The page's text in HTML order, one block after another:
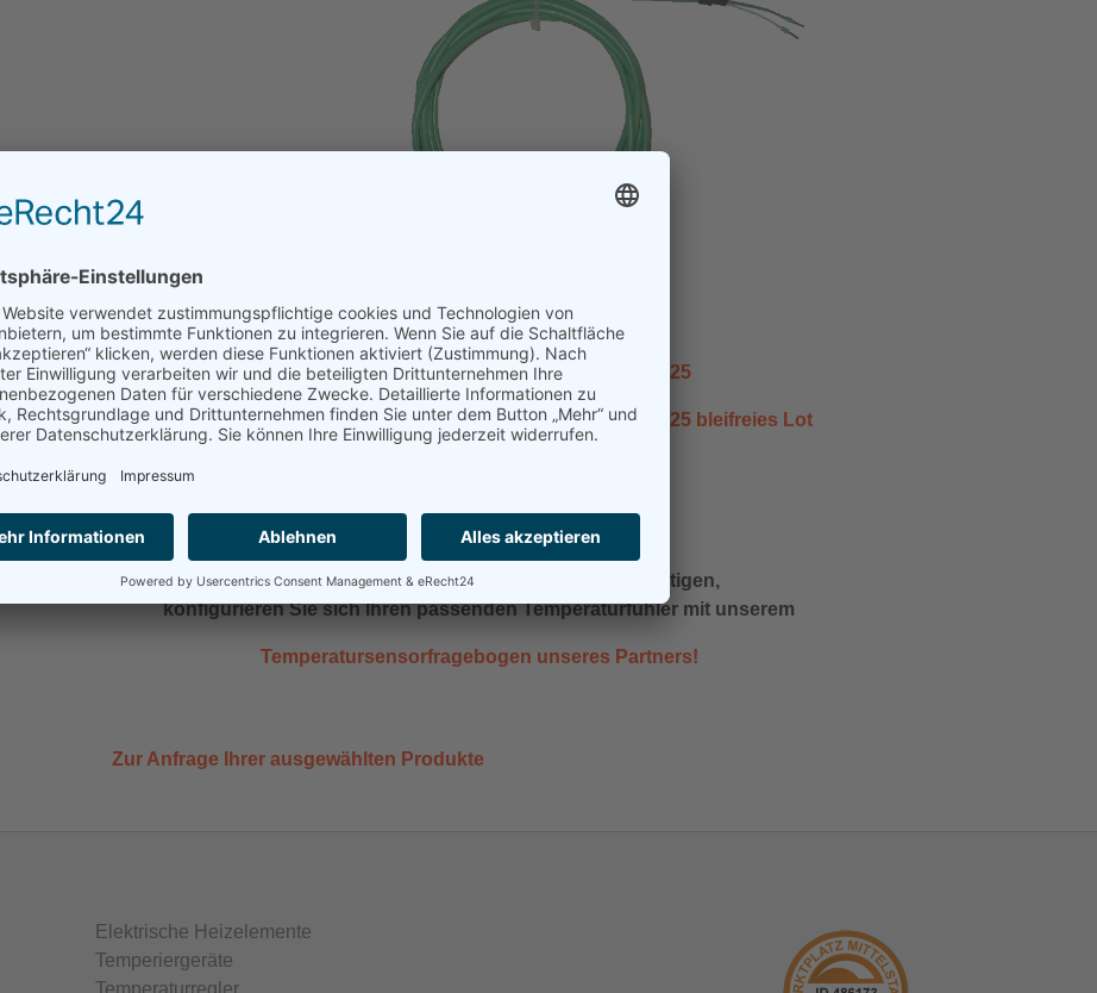
Beispiele von Thermoelementen
Mantel-Thermoelement als Einsteckfühler
Mantel-Thermoelement für Einsatz im belifreien Lot
Datenblatt T20/25
Datenblatt T20/25 bleifreies Lot
Wenn Sie eine kundenspezifische Lösung benötigen,
konfigurieren Sie sich Ihren passenden Temperaturfühler mit unserem
Temperatursensorfragebogen unseres Partners!
Zur Anfrage Ihrer ausgewählten Produkte
Elektrische Heizelemente
Temperiergeräte